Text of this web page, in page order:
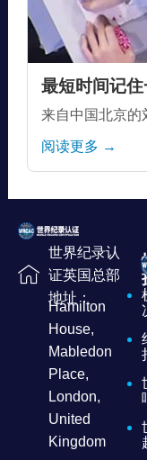
最短时间记
来自中国北京的
阅读更多 →
世界纪录认
证英国总部
地址：
Hamilton
House,
Mabledon
Place,
London,
United
Kingdom